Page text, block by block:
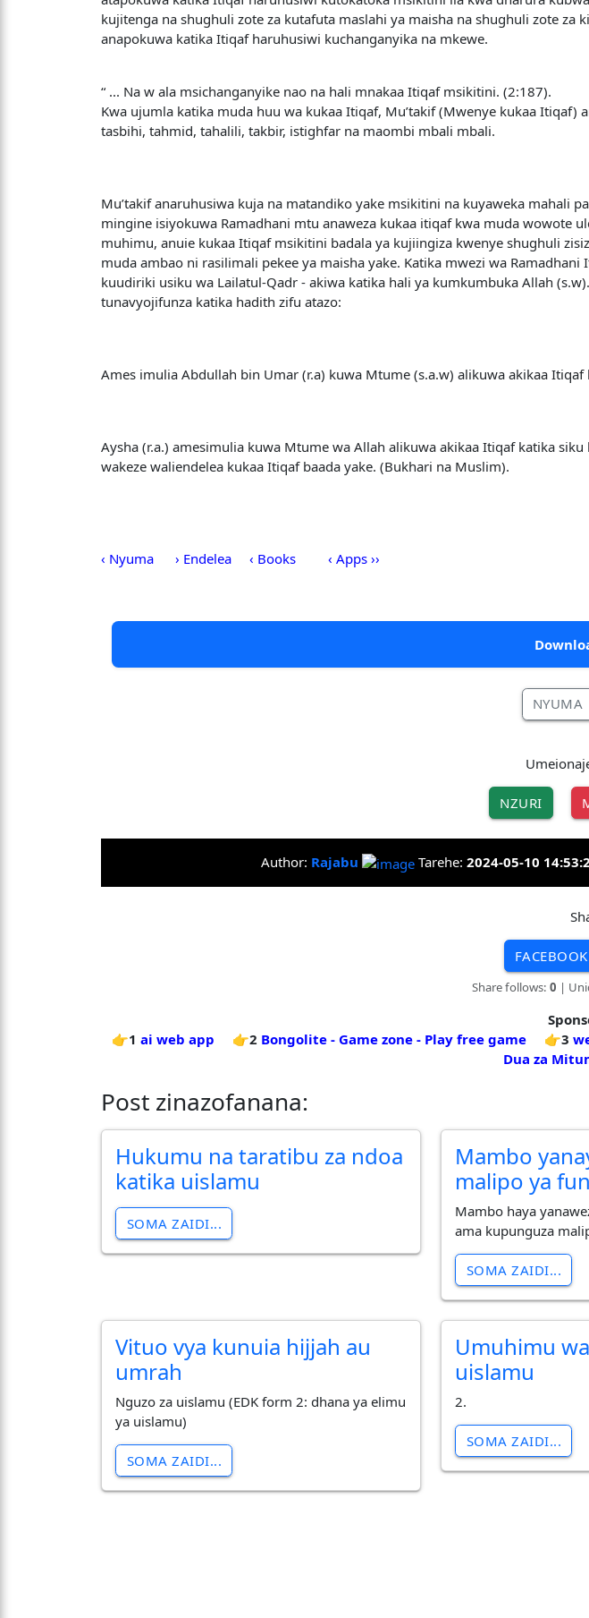
kujitenga na shughuli zote za kutafuta maslahi ya maisha na shughuli zote
anapokuwa katika Itiqaf haruhusiwi kuchanganyika na mkewe.
“ ... Na w ala msichanganyike nao na hali mnakaa Itiqaf msikitini. (2:187).
Kwa ujumla katika muda huu wa kukaa Itiqaf, Mu’takif (Mwenye kukaa
tasbihi, tahmid, tahalili, takbir, istighfar na maombi mbali mbali.
Mu’takif anaruhusiwa kuja na matandiko yake msikitini na kuyaweka mahali
mingine isiyokuwa Ramadhani mtu anaweza kukaa itiqaf kwa muda wowote
muhimu, anuie kukaa Itiqaf msikitini badala ya kujiingiza kwenye shughuli
muda ambao ni rasilimali pekee ya maisha yake. Katika mwezi wa
kuudiriki usiku wa Lailatul-Qadr - akiwa katika hali ya kumkumbuka Allah
tunavyojifunza katika hadith zifu atazo:
Ames imulia Abdullah bin Umar (r.a) kuwa Mtume (s.a.w) alikuwa akikaa
Aysha (r.a.) amesimulia kuwa Mtume wa Allah alikuwa akikaa Itiqaf katika
wakeze waliendelea kukaa Itiqaf baada yake. (Bukhari na Muslim).
‹ Nyuma › Endelea ‹ Books ‹ Apps ››
NYUMA
NZURI
Author: Rajabu Tarehe: 2024-05-10
FACEBOOK
Share follows: 0 |
👉1 ai web app 👉2 Bongolite - Game zone - Play free game 👉3
Dua za
Post zinazofanana:
Hukumu na taratibu za ndoa
katika uislamu
SOMA ZAIDI...
Mambo
malipo ya
Mambo haya
ama kupunguza
SOMA ZAIDI...
Vituo vya kunuia hijjah au
umrah
Nguzo za uislamu (EDK form 2: dhana ya elimu
ya uislamu)
SOMA ZAIDI...
Umuhimu
uislamu
2.
SOMA ZAIDI...